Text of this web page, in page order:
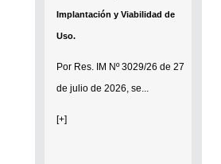
Implantación y Viabilidad de
Uso.
Por Res. IM Nº 3029/26 de 27
de julio de 2026, se...
[+]